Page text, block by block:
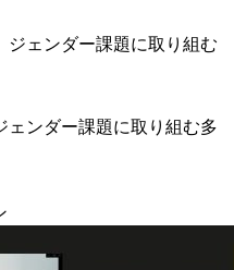
ェンダー課題に取り組む多